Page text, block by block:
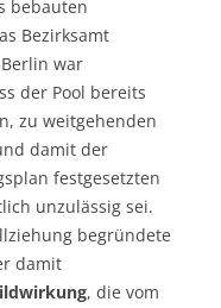
bebauten
Bezirksamt
war
der Pool bereits
zu weitgehenden
damit der
festgesetzten
unzulässig sei.
begründete
damit
, die vom